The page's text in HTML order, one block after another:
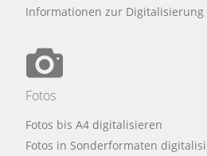
Informationen zur Digitalisierung
Fotos
Fotos bis A4 digitalisieren
Fotos in Sonderformaten